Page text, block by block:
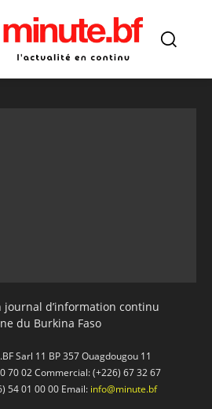
d’information continu
du Burkina Faso
Sarl 11 BP 357 Ouagdougou 11
70 02 Commercial: (+226) 67 32 67
54 01 00 00 Email: info@minute.bf